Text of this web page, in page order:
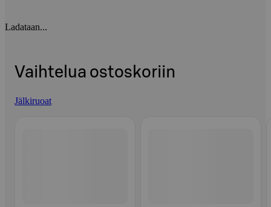
Ladataan...
Vaihtelua ostoskoriin
Jälkiruoat